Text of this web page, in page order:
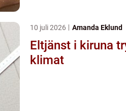
10 juli 2026 Amanda Eklund
Eltjänst i kiruna trygg el i ett tufft
klimat